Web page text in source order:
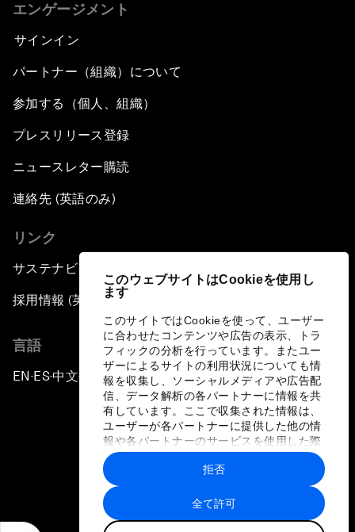
このウェブサイトはCookieを使用し
ます
このサイトではCookieを使って、ユーザー
に合わせたコンテンツや広告の表示、トラ
フィックの分析を行っています。またユー
ザーによるサイトの利用状況についても情
報を収集し、ソーシャルメディアや広告配
信、データ解析の各パートナーに情報を共
有しています。ここで収集された情報は、
ユーザーが各パートナーに提供した他の情
報や各パートナーのサービスを使用した際
に収集された情報と組み合わされ、各パー
トナーによって使用されることがありま
す。
全て許可
拒否
エンゲージメント
サインイン
パートナー（組織）について
参加する（個人、組織）
プレスリリース登録
ニュースレター購読
連絡先 (英語のみ)
リンク
サステナビリティへの取り組み
採用情報 (英語のみ)
言語
EN ▪ES▪中文▪ 日本語
プライバシーポリシーと利用規約
サイトマップ